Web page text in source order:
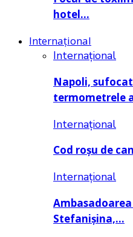
hotel…
Internațional
Internațional
Napoli,
termometrele
Internațional
Cod roșu de
Internațional
Stefanișina,…